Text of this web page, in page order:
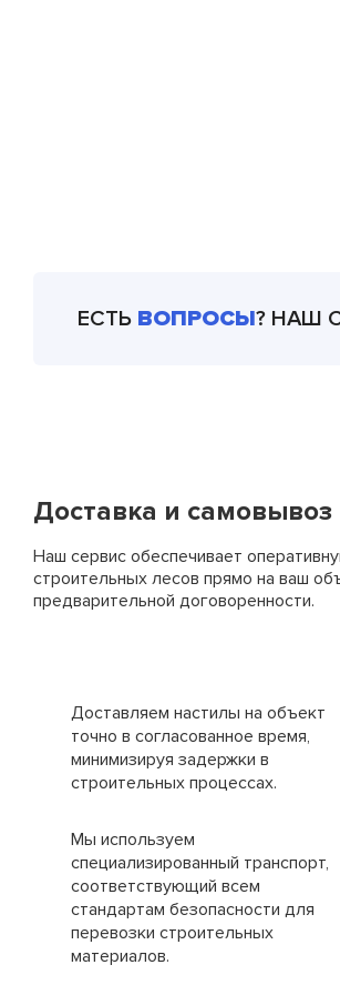
ЕСТЬ ВОПРОСЫ? НАШ
Доставка и самовывоз
Наш сервис обеспечивает
строительных лесов прямо на ваш
предварительной договоренности.
Доставляем настилы на объект
точно в согласованное время,
минимизируя задержки в
строительных процессах.
Мы используем
специализированный транспорт,
соответствующий всем
стандартам безопасности для
перевозки строительных
материалов.